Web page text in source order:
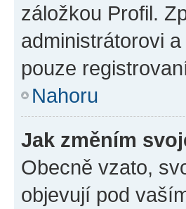
záložkou Profil.
administrátorovi
pouze
Nahoru
Jak změním
Obecně vzato,
objevují pod